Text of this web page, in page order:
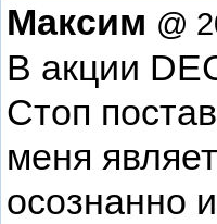
Максим @
В акции
Стоп
меня
осознанно